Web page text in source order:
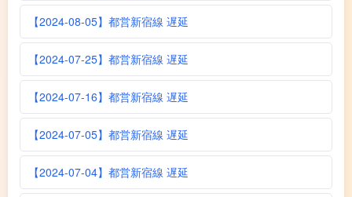
【2024-08-05】都営新宿線 遅延
【2024-07-25】都営新宿線 遅延
【2024-07-16】都営新宿線 遅延
【2024-07-05】都営新宿線 遅延
【2024-07-04】都営新宿線 遅延